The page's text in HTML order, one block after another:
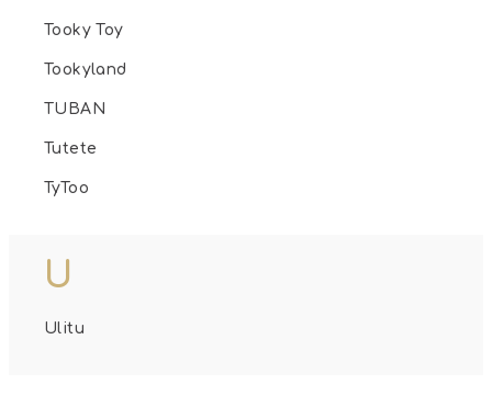
Tooky Toy
Tookyland
TUBAN
Tutete
TyToo
U
Ulitu